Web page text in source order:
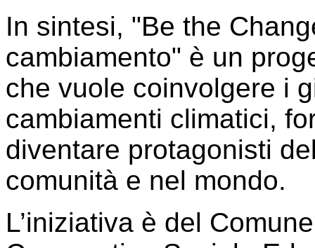
In sintesi, "Be the
cambiamento" è un
che vuole coinvolgere i
cambiamenti climatici,
diventare protagonisti
comunità e nel mondo.
L’iniziativa è del